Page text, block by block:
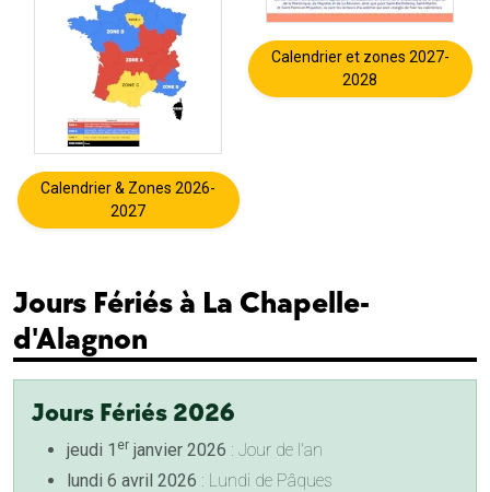
Calendrier & Zones 2026-
2027
Calendrier et zones 2027-
2028
Jours Fériés à La Chapelle-
d'Alagnon
Jours Fériés 2026
jeudi 1 er janvier 2026 : Jour de l'an
lundi 6 avril 2026 : Lundi de Pâques